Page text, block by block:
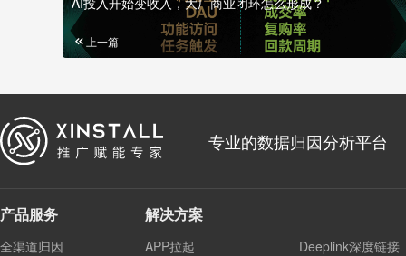
上一篇
专业的数据归因分析平台
产品服务
全渠道归因
解决方案
APP拉起
Deeplink深度链接